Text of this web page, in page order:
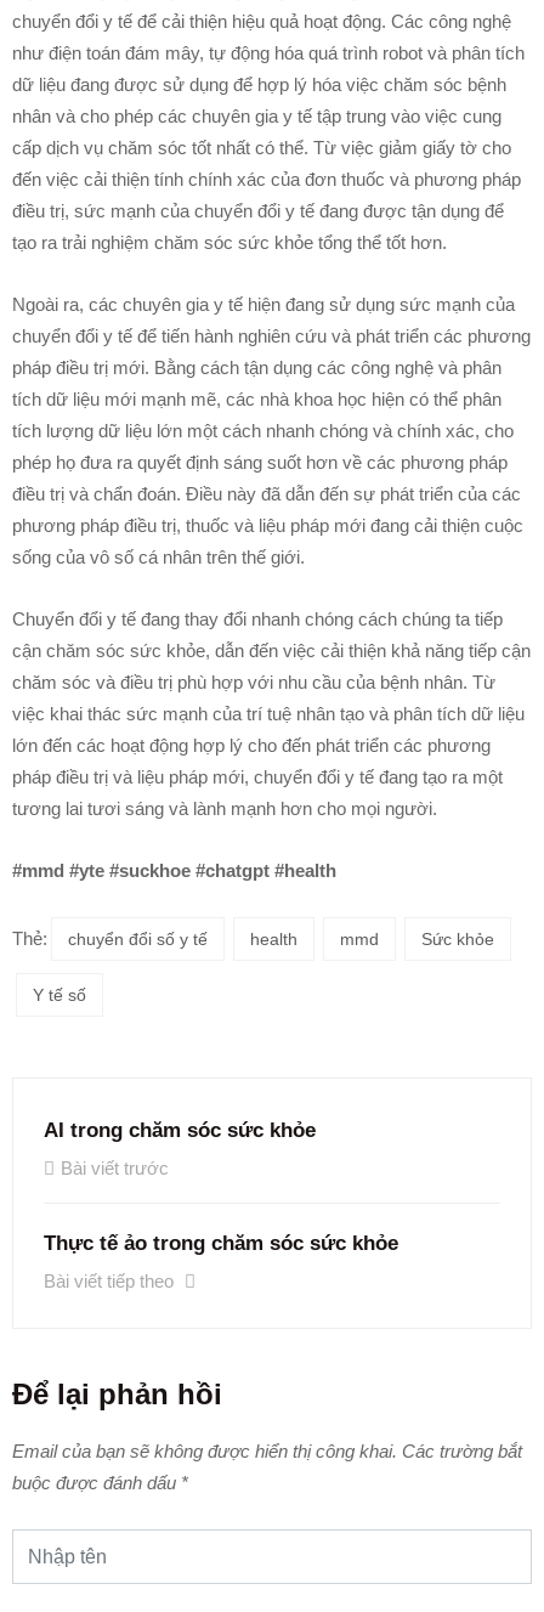
chuyển đổi y tế để cải thiện hiệu quả hoạt động. Các công nghệ
như điện toán đám mây, tự động hóa quá trình robot và phân tích
dữ liệu đang được sử dụng để hợp lý hóa việc chăm sóc bệnh
nhân và cho phép các chuyên gia y tế tập trung vào việc cung
cấp dịch vụ chăm sóc tốt nhất có thể. Từ việc giảm giấy tờ cho
đến việc cải thiện tính chính xác của đơn thuốc và phương pháp
điều trị, sức mạnh của chuyển đổi y tế đang được tận dụng để
tạo ra trải nghiệm chăm sóc sức khỏe tổng thể tốt hơn.
Ngoài ra, các chuyên gia y tế hiện đang sử dụng sức mạnh của
chuyển đổi y tế để tiến hành nghiên cứu và phát triển các phương
pháp điều trị mới. Bằng cách tận dụng các công nghệ và phân
tích dữ liệu mới mạnh mẽ, các nhà khoa học hiện có thể phân
tích lượng dữ liệu lớn một cách nhanh chóng và chính xác, cho
phép họ đưa ra quyết định sáng suốt hơn về các phương pháp
điều trị và chẩn đoán. Điều này đã dẫn đến sự phát triển của các
phương pháp điều trị, thuốc và liệu pháp mới đang cải thiện cuộc
sống của vô số cá nhân trên thế giới.
Chuyển đổi y tế đang thay đổi nhanh chóng cách chúng ta tiếp
cận chăm sóc sức khỏe, dẫn đến việc cải thiện khả năng tiếp cận
chăm sóc và điều trị phù hợp với nhu cầu của bệnh nhân. Từ
việc khai thác sức mạnh của trí tuệ nhân tạo và phân tích dữ liệu
lớn đến các hoạt động hợp lý cho đến phát triển các phương
pháp điều trị và liệu pháp mới, chuyển đổi y tế đang tạo ra một
tương lai tươi sáng và lành mạnh hơn cho mọi người.
#mmd #yte #suckhoe #chatgpt #health
Thẻ: chuyển đổi số y tế health mmd Sức khỏe
Y tế số
AI trong chăm sóc sức khỏe
Bài viết trước
Thực tế ảo trong chăm sóc sức khỏe
Bài viết tiếp theo
Để lại phản hồi
Email của bạn sẽ không được hiển thị công khai. Các trường bắt
buộc được đánh dấu *